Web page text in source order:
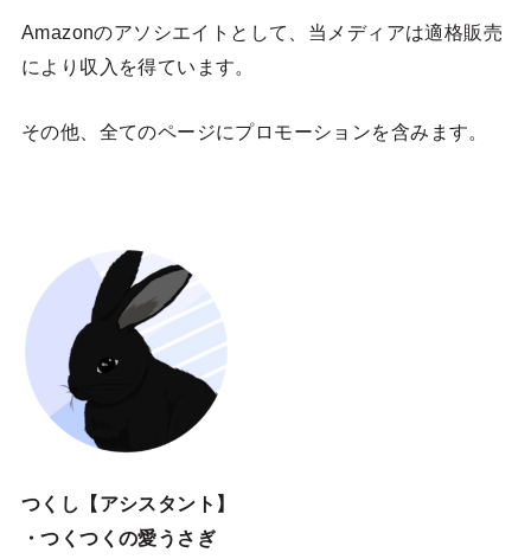
Amazonのアソシエイトとして、当メディアは適格販売
により収入を得ています。
その他、全てのページにプロモーションを含みます。
つくし【アシスタント】
・つくつくの愛うさぎ